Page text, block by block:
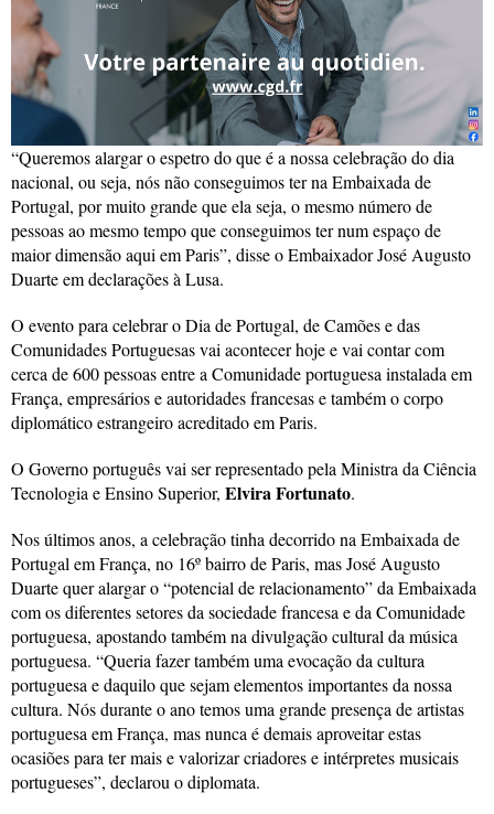
“Queremos alargar o espetro do que é a nossa celebração do dia
nacional, ou seja, nós não conseguimos ter na Embaixada de
Portugal, por muito grande que ela seja, o mesmo número de
pessoas ao mesmo tempo que conseguimos ter num espaço de
maior dimensão aqui em Paris”, disse o Embaixador José Augusto
Duarte em declarações à Lusa.
O evento para celebrar o Dia de Portugal, de Camões e das
Comunidades Portuguesas vai acontecer hoje e vai contar com
cerca de 600 pessoas entre a Comunidade portuguesa instalada em
França, empresários e autoridades francesas e também o corpo
diplomático estrangeiro acreditado em Paris.
O Governo português vai ser representado pela Ministra da Ciência
Tecnologia e Ensino Superior, Elvira Fortunato.
Nos últimos anos, a celebração tinha decorrido na Embaixada de
Portugal em França, no 16º bairro de Paris, mas José Augusto
Duarte quer alargar o “potencial de relacionamento” da Embaixada
com os diferentes setores da sociedade francesa e da Comunidade
portuguesa, apostando também na divulgação cultural da música
portuguesa. “Queria fazer também uma evocação da cultura
portuguesa e daquilo que sejam elementos importantes da nossa
cultura. Nós durante o ano temos uma grande presença de artistas
portuguesa em França, mas nunca é demais aproveitar estas
ocasiões para ter mais e valorizar criadores e intérpretes musicais
portugueses”, declarou o diplomata.